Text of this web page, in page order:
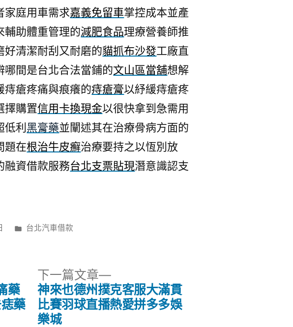
家庭用車需求嘉義免留車掌控成本並產
輔助體重管理的減肥食品理療營養師推
好清潔耐刮又耐磨的貓抓布沙發工廠直
哪間是台北合法當鋪的文山區當舖想解
痔瘡疼痛與痕癢的痔瘡膏以紓緩痔瘡疼
擇購置信用卡換現金以很快拿到急需用
利 黑膏藥並闡述其在治療骨病方面的
題在根治牛皮癬治療要持之以恆別放
融資借款服務台北支票貼現潛意識認支
分
台北汽車借款
藥
藥
下一篇文章
下
一
篇
神來也德州撲克客服大滿貫
比賽羽球直播熱愛拼多多娛
樂城